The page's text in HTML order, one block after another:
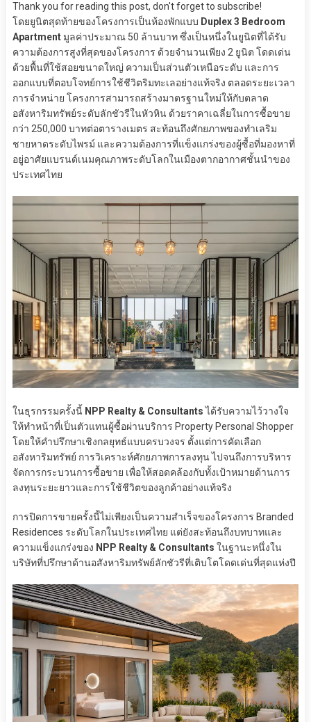
Thank you for reading this post, don't forget to subscribe!
โดยยูนิตสุดท้ายของโครงการเป็นห้องพักแบบ Duplex 3 Bedroom
Apartmentมูลค่าประมาณ 50 ล้านบาท ซึ่งเป็นหนึ่งในยูนิตที่ได้รับ
ความต้องการสูงที่สุดของโครงการ ด้วยจำนวนเพียง 2 ยูนิต โดดเด่น
ด้วยพื้นที่ใช้สอยขนาดใหญ่ ความเป็นส่วนตัวเหนือระดับ และการ
ออกแบบที่ตอบโจทย์การใช้ชีวิตริมทะเลอย่างแท้จริง ตลอดระยะเวลา
การจำหน่าย โครงการสามารถสร้างมาตรฐานใหม่ให้กับตลาด
อสังหาริมทรัพย์ระดับลักชัวรีในหัวหิน ด้วยราคาเฉลี่ยในการซื้อขาย
กว่า 250,000 บาทต่อตารางเมตร สะท้อนถึงศักยภาพของทำเลริม
ชายหาดระดับไพรม์ และความต้องการที่แข็งแกร่งของผู้ซื้อที่มองหาที่
อยู่อาศัยแบรนด์เนมคุณภาพระดับโลกในเมืองตากอากาศชั้นนำของ
ประเทศไทย
ในธุรกรรมครั้งนี้ NPP Realty & Consultantsได้รับความไว้วางใจ
ให้ทำหน้าที่เป็นตัวแทนผู้ซื้อผ่านบริการ Property Personal Shopper
โดยให้คำปรึกษาเชิงกลยุทธ์แบบครบวงจร ตั้งแต่การคัดเลือก
อสังหาริมทรัพย์ การวิเคราะห์ศักยภาพการลงทุน ไปจนถึงการบริหาร
จัดการกระบวนการซื้อขาย เพื่อให้สอดคล้องกับทั้งเป้าหมายด้านการ
ลงทุนระยะยาวและการใช้ชีวิตของลูกค้าอย่างแท้จริง
การปิดการขายครั้งนี้ไม่เพียงเป็นความสำเร็จของโครงการ Branded
Residences ระดับโลกในประเทศไทย แต่ยังสะท้อนถึงบทบาทและ
ความแข็งแกร่งของ NPP Realty & Consultants ในฐานะหนึ่งใน
บริษัทที่ปรึกษาด้านอสังหาริมทรัพย์ลักชัวรีที่เติบโตโดดเด่นที่สุดแห่งปี